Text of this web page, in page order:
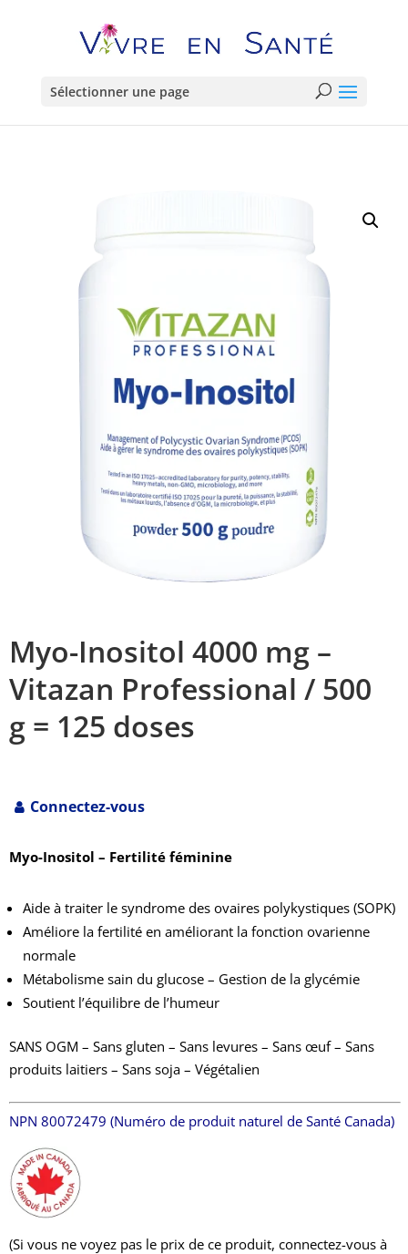
Sélectionner une page
Myo-Inositol 4000 mg –
Vitazan Professional / 500
g = 125 doses
Connectez-vous
Myo-Inositol – Fertilité féminine
Aide à traiter le syndrome des ovaires polykystiques (SOPK)
Améliore la fertilité en améliorant la fonction ovarienne
normale
Métabolisme sain du glucose – Gestion de la glycémie
Soutient l’équilibre de l’humeur
SANS OGM – Sans gluten – Sans levures – Sans œuf – Sans
produits laitiers – Sans soja – Végétalien
NPN 80072479 (Numéro de produit naturel de Santé Canada)
(Si vous ne voyez pas le prix de ce produit, connectez-vous à